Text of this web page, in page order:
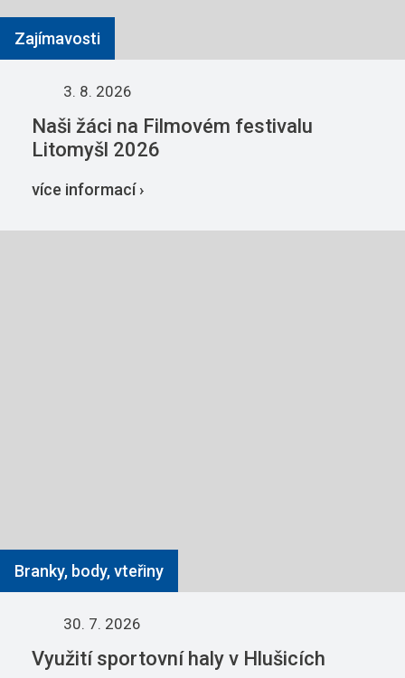
Zajímavosti
3. 8. 2026
Naši žáci na Filmovém festivalu
Litomyšl 2026
více informací ›
Branky, body, vteřiny
30. 7. 2026
Využití sportovní haly v Hlušicích